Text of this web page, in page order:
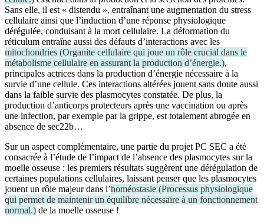
Sans elle, il est « distendu », entraînant une augmentation du stress
cellulaire ainsi que l’induction d’une réponse physiologique
dérégulée, conduisant à la mort cellulaire. La déformation du
réticulum entraîne aussi des défauts d’interactions avec les
mitochondries (Organite cellulaire qui joue un rôle crucial dans le
métabolisme cellulaire en assurant la production d’énergie.),
principales actrices dans la production d’énergie nécessaire à la
survie d’une cellule. Ces interactions altérées jouent sans doute aussi
dans la faible survie des plasmocytes constatée. De plus, la
production d’anticorps protecteurs après une vaccination ou après
une infection, par exemple par la grippe, est totalement abrogée en
absence de sec22b…
Sur un aspect complémentaire, une partie du projet PC SEC a été
consacrée à l’étude de l’impact de l’absence des plasmocytes sur la
moelle osseuse : les premiers résultats suggèrent une dérégulation de
certaines populations cellulaires, laissant penser que les plasmocytes
jouent un rôle majeur dans l’homéostasie (Processus physiologique
qui permet de maintenir un équilibre nécessaire à un fonctionnement
normal.) de la moelle osseuse !